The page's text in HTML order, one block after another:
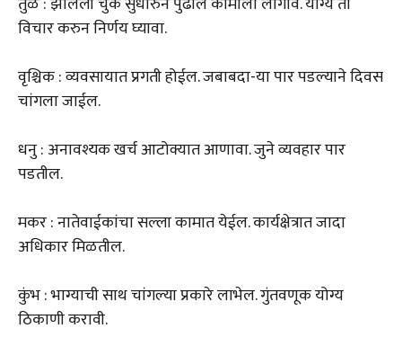
विचार करुन निर्णय घ्यावा.
वृश्चिक : व्यवसायात प्रगती होईल. जबाबदा-या पार पडल्याने दिवस
चांगला जाईल.
धनु : अनावश्यक खर्च आटोक्यात आणावा. जुने व्यवहार पार
पडतील.
मकर : नातेवाईकांचा सल्ला कामात येईल. कार्यक्षेत्रात जादा
अधिकार मिळतील.
कुंभ : भाग्याची साथ चांगल्या प्रकारे लाभेल. गुंतवणूक योग्य
ठिकाणी करावी.